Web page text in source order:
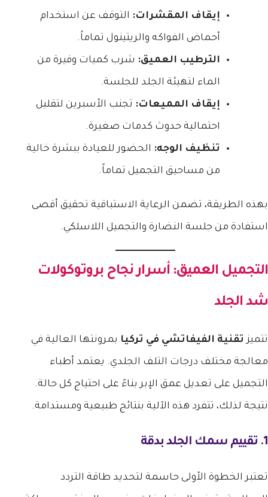
إيقاف المقشرات: التوقف عن استخدام
أحماض الفواكه والريتينول تماماً.
الترطيب العميق: شرب كميات وفيرة من
الماء لتهيئة الجلد للجلسة.
إيقاف المميعات: تجنب الأسبرين لتقليل
احتمالية حدوث كدمات صغيرة.
تنظيف الوجه: الحضور للعيادة ببشرة خالية
من مساحيق التجميل تماماً.
بهذه الطريقة، تضمن الرعاية الاستباقية تحقيق أقصى
استفادة من جلسة النضارة والتجميل اللاسلكي.
التجميل العميق: أسرار نجاح بروتوكولات
شد الجلد
تتميز تقنية الفيفاتشي في تركيا بمرونتها العالية في
معالجة مختلف درجات التلف الجلدي. يعتمد أطباء
التجميل على تعديل عمق الإبر بناءً على احتياج كل حالة.
نتيجة لذلك، تتفرد هذه الآلية بنتائج طبيعية ومستدامة.
1. تقييم سمك الجلد بدقة
تعتبر الخطوة الأولى حاسمة لتحديد طاقة التردد